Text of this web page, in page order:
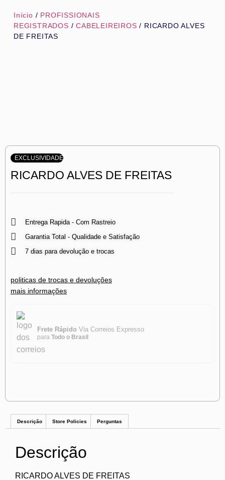
Início / PROFISSIONAIS
REGISTRADOS /CABELEIREIROS / RICARDO ALVES
DE FREITAS
EXCLUSIVIDADE
RICARDO ALVES DE FREITAS
Entrega Rapida - Com Rastreio
Garantia Total - Qualidade e Satisfação
7 dias para devolução e trocas
politicas de trocas e devoluções
mais informações
Frete Rápido Via Correios Expresso
para Todo o Brasil
Descrição Store Policies Perguntas
Descrição
RICARDO ALVES DE FREITAS